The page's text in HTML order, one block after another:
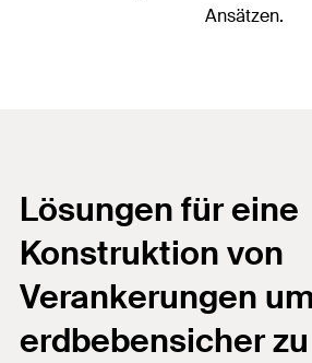
Ansätzen.
Lösungen für eine
Konstruktion von
Verankerungen um
erdbebensicher